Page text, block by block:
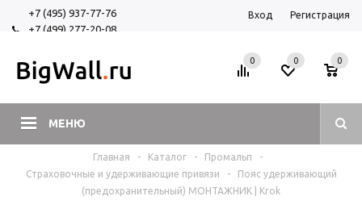
+7 (495) 937-77-76
+7 (499) 277-20-08
Вход Регистрация
МЕНЮ
0 0
0
Главная - Каталог - Промальп
-
Страховочные и удерживающие привязи
-
Пояс удерживающий
(предохранительный) МОНТАЖНИК | Krok